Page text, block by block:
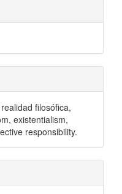
filosófica,
existentialism,
responsibility.